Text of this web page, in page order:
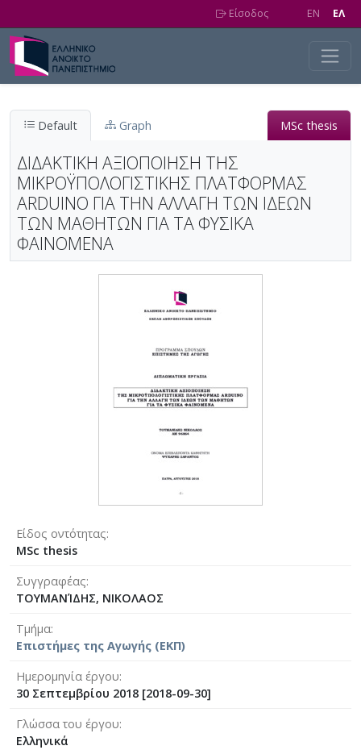
Είσοδος EN EΛ
Default Graph MSc thesis
ΔΙΔΑΚΤΙΚΗ ΑΞΙΟΠΟΙΗΣΗ ΤΗΣ
ΜΙΚΡΟΫΠΟΛΟΓΙΣΤΙΚΗΣ ΠΛΑΤΦΟΡΜΑΣ
ARDUINO ΓΙΑ ΤΗΝ ΑΛΛΑΓΗ ΤΩΝ ΙΔΕΩΝ
ΤΩΝ ΜΑΘΗΤΩΝ ΓΙΑ ΤΑ ΦΥΣΙΚΑ
ΦΑΙΝΟΜΕΝΑ
Είδος οντότητας
MSc thesis
Συγγραφέας
ΤΟΥΜΑΝΊΔΗΣ, ΝΙΚΟΛΑΟΣ
Τμήμα
Επιστήμες της Αγωγής (ΕΚΠ)
Ημερομηνία έργου
30 Σεπτεμβρίου 2018 [2018-09-30]
Γλώσσα του έργου
Ελληνικά